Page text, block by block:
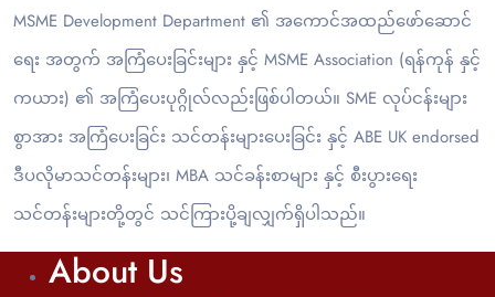
MSME Development Department ၏ အကောင်အထည်ဖော်ဆောင်
ရေး အတွက် အကြံပေးခြင်းများ နှင့် MSME Association (ရန်ကုန် နှင့်
ကယား) ၏ အကြံပေးပုဂ္ဂိုလ်လည်းဖြစ်ပါတယ်။ SME လုပ်ငန်းများ
စွာအား အကြံပေးခြင်း သင်တန်းများပေးခြင်း နှင့် ABE UK endorsed
ဒီပလိုမာသင်တန်းများ၊ MBA သင်ခန်းစာများ နှင့် စီးပွားရေး
သင်တန်းများတို့တွင် သင်ကြားပို့ချလျှက်ရှိပါသည်။
About Us